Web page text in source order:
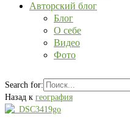
Авторский блог
Блог
О себе
Видео
Фото
Search for:
Назад к география